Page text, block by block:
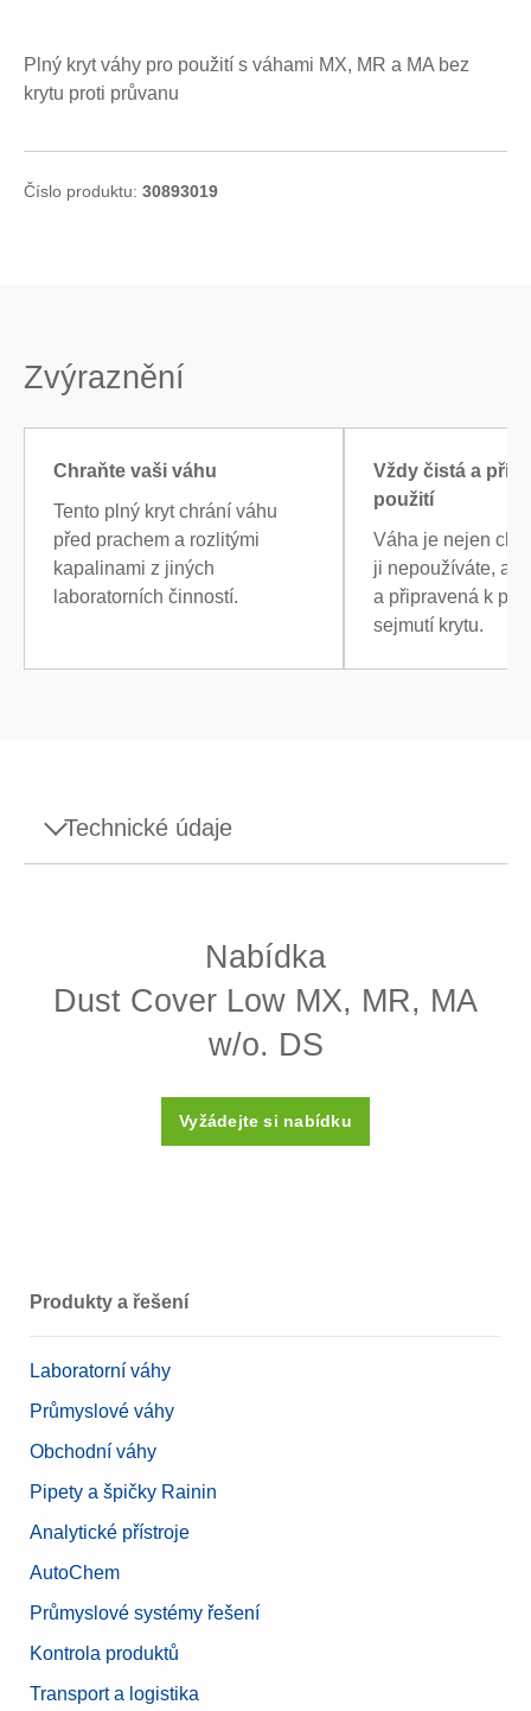
Plný kryt váhy pro použití s váhami MX, MR a MA bez
krytu proti průvanu
Číslo produktu: 30893019
Zvýraznění
Chraňte vaši váhu
Tento plný kryt chrání váhu
před prachem a rozlitými
kapalinami z jiných
laboratorních činností.
Vždy čistá a
použití
Váha je nejen
ji nepoužíváte,
a připravená k
sejmutí krytu.
Technické údaje
Kompatibilní váha
Přesné váhy MR
Ochranné kryty
Nabídka
Dust Cover Low MX, MR, MA
w/o. DS
Vyžádejte si nabídku
Produkty a řešení
Laboratorní váhy
Průmyslové váhy
Obchodní váhy
Pipety a špičky Rainin
Analytické přístroje
AutoChem
Průmyslové systémy řešení
Kontrola produktů
Transport a logistika